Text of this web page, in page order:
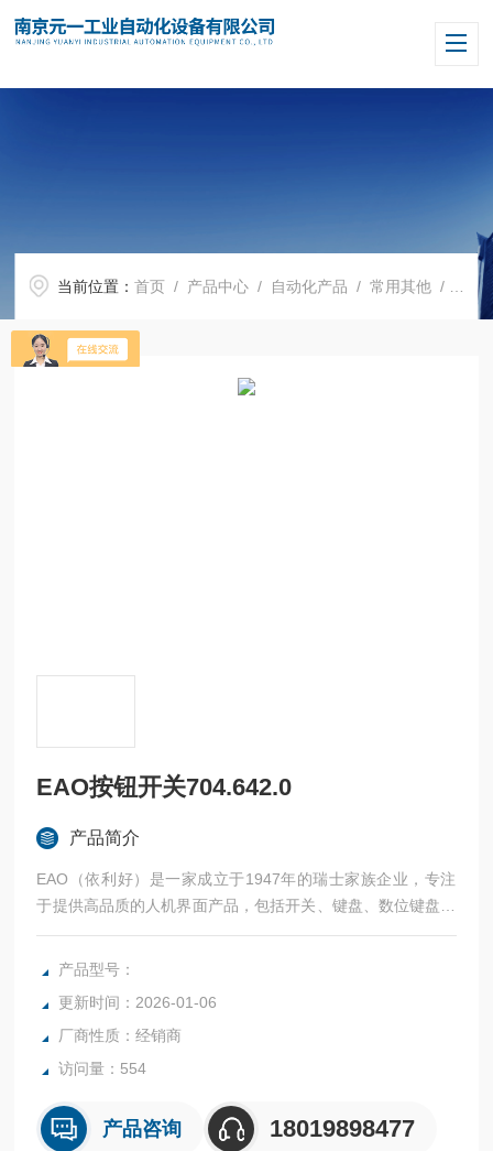
当前位置：首页 / 产品中心 / 自动化产品 /常用其他 / EAO按钮开关704.642.0
EAO按钮开关704.642.0
产品简介
EAO（依利好）是一家成立于1947年的瑞士家族企业，专注
于提供高品质的人机界面产品，包括开关、键盘、数位键盘以
及成套的人机界面控制单元和系统。EAO的开关产品以其可靠
性、直观性和创新性而闻名，广泛应用于多个工业领域。
产品型号：
更新时间：2026-01-06
厂商性质：经销商
访问量：554
产品咨询 18019898477